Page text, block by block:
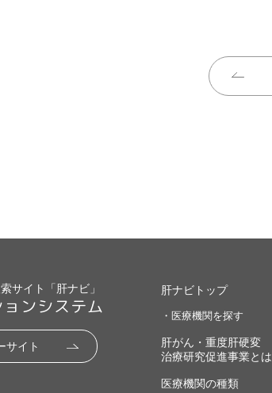
サイト「肝ナビ」
ンシステム
サイト
肝ナビトップ
・医療機関を探す
肝がん・重度肝硬変
治療研究促進事業とは
医療機関の種類